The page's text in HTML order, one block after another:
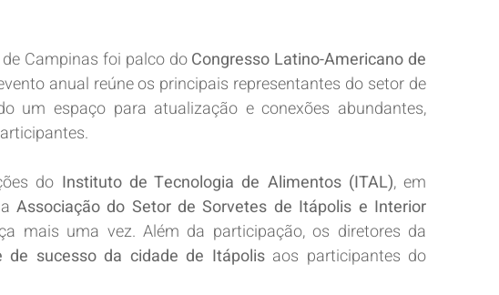
Campinas foi palco do Congresso Latino-Americano de
anual reúne os principais representantes do setor de
um espaço para atualização e conexões abundantes,
do Instituto de Tecnologia de Alimentos (ITAL), em
Associação do Setor de Sorvetes de Itápolis e Interior
mais uma vez. Além da participação, os diretores da
de sucesso da cidade de Itápolis aos participantes do